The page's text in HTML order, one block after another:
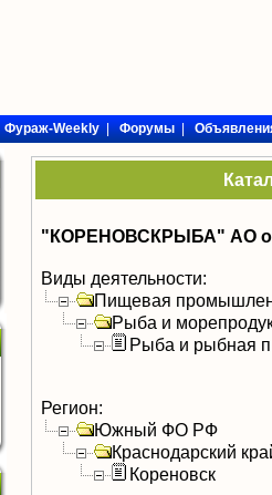
Фураж-Weekly|Форумы|
"КОРЕНОВСКРЫБА" АО
Виды деятельности:
Пищевая
Рыба и
Рыба и рыбная
Регион:
Южный ФО РФ
Краснодарский
Кореновск